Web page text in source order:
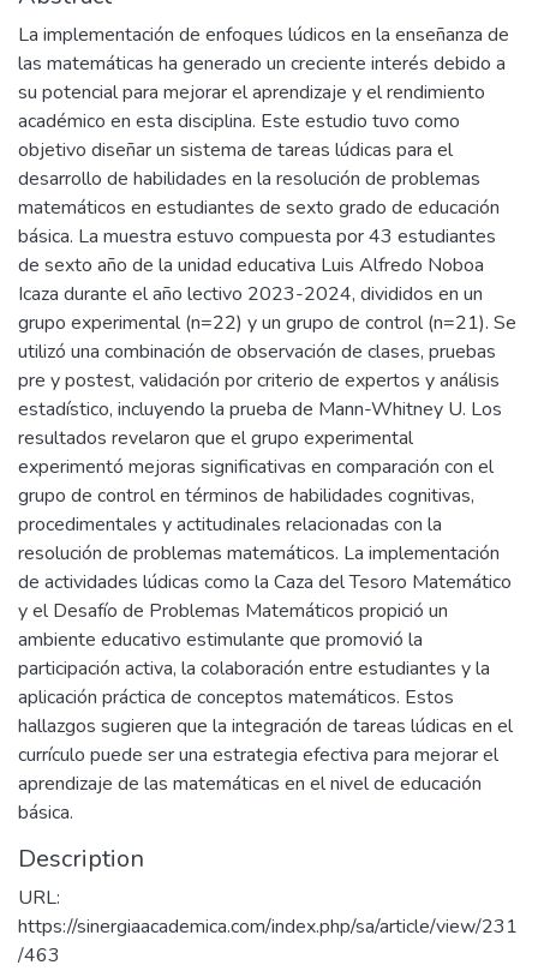
La implementación de enfoques lúdicos en la enseñanza de
las matemáticas ha generado un creciente interés debido a
su potencial para mejorar el aprendizaje y el rendimiento
académico en esta disciplina. Este estudio tuvo como
objetivo diseñar un sistema de tareas lúdicas para el
desarrollo de habilidades en la resolución de problemas
matemáticos en estudiantes de sexto grado de educación
básica. La muestra estuvo compuesta por 43 estudiantes
de sexto año de la unidad educativa Luis Alfredo Noboa
Icaza durante el año lectivo 2023-2024, divididos en un
grupo experimental (n=22) y un grupo de control (n=21). Se
utilizó una combinación de observación de clases, pruebas
pre y postest, validación por criterio de expertos y análisis
estadístico, incluyendo la prueba de Mann-Whitney U. Los
resultados revelaron que el grupo experimental
experimentó mejoras significativas en comparación con el
grupo de control en términos de habilidades cognitivas,
procedimentales y actitudinales relacionadas con la
resolución de problemas matemáticos. La implementación
de actividades lúdicas como la Caza del Tesoro Matemático
y el Desafío de Problemas Matemáticos propició un
ambiente educativo estimulante que promovió la
participación activa, la colaboración entre estudiantes y la
aplicación práctica de conceptos matemáticos. Estos
hallazgos sugieren que la integración de tareas lúdicas en el
currículo puede ser una estrategia efectiva para mejorar el
aprendizaje de las matemáticas en el nivel de educación
básica.
Description
URL:
https://sinergiaacademica.com/index.php/sa/article/view/231
/463